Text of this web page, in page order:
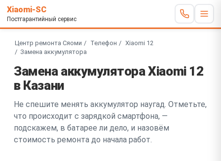
Xiaomi-SC
Постгарантийный сервис
Центр ремонта Сяоми Телефон
Xiaomi 12
Замена аккумулятора
Замена аккумулятора Xiaomi 12
в Казани
Не спешите менять аккумулятор наугад. Отметьте,
что происходит с зарядкой смартфона, —
подскажем, в батарее ли дело, и назовём
стоимость ремонта до начала работ.